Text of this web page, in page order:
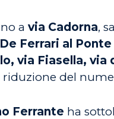
a via Cadorna,
Ferrari al
via Fiasella, via
del
Ferrante ha